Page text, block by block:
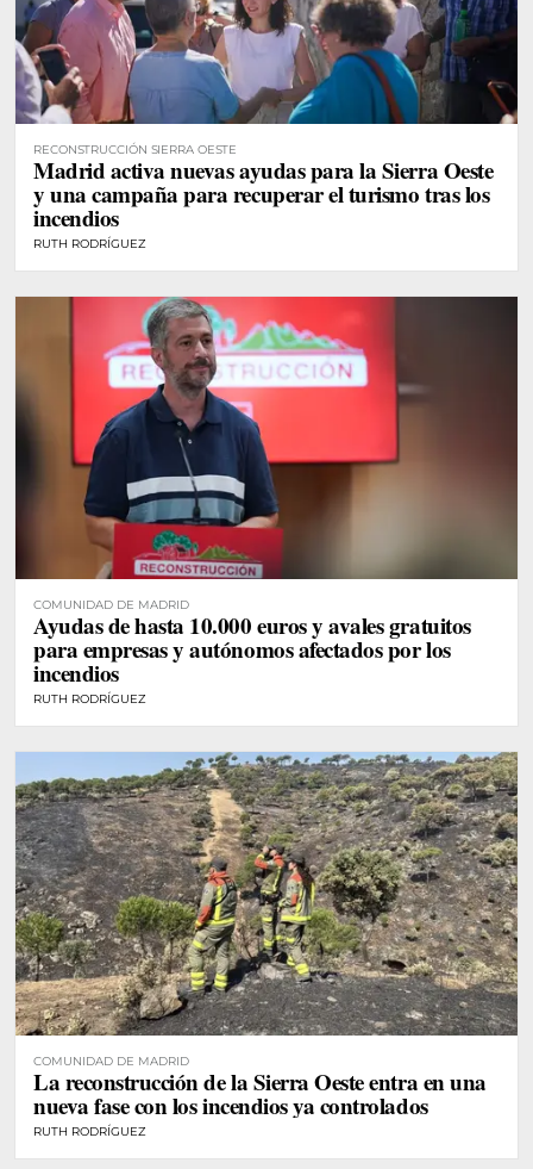
RECONSTRUCCIÓN SIERRA OESTE
Madrid activa nuevas ayudas para la Sierra Oeste
y una campaña para recuperar el turismo tras los
incendios
RUTH RODRÍGUEZ
COMUNIDAD DE MADRID
Ayudas de hasta 10.000 euros y avales gratuitos
para empresas y autónomos afectados por los
incendios
RUTH RODRÍGUEZ
COMUNIDAD DE MADRID
La reconstrucción de la Sierra Oeste entra en una
nueva fase con los incendios ya controlados
RUTH RODRÍGUEZ